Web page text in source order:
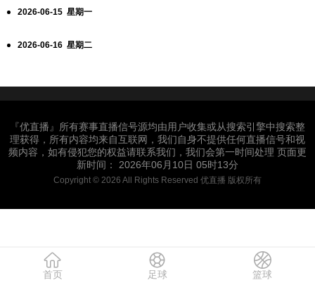
2026-06-15 星期一
2026-06-16 星期二
『优直播』所有赛事直播信号源均由用户收集或从搜索引擎中搜索整
理获得，所有内容均来自互联网，我们自身不提供任何直播信号和视
频内容，如有侵犯您的权益请联系我们，我们会第一时间处理 页面更
新时间： 2026年06月10日 05时13分
Copyright © 2026 All Rights Reserved 优直播 版权所有
首页 足球 篮球